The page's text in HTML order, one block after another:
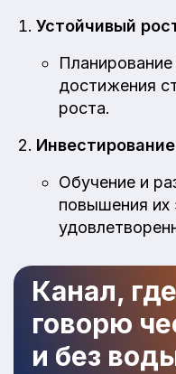
Устойчивый
Планирование
достижения
роста.
Обучение и
повышения их
Канал,
говорю
и без